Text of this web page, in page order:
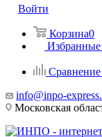
Войти
Корзина0
Сравнение
info@inpo-
Московская